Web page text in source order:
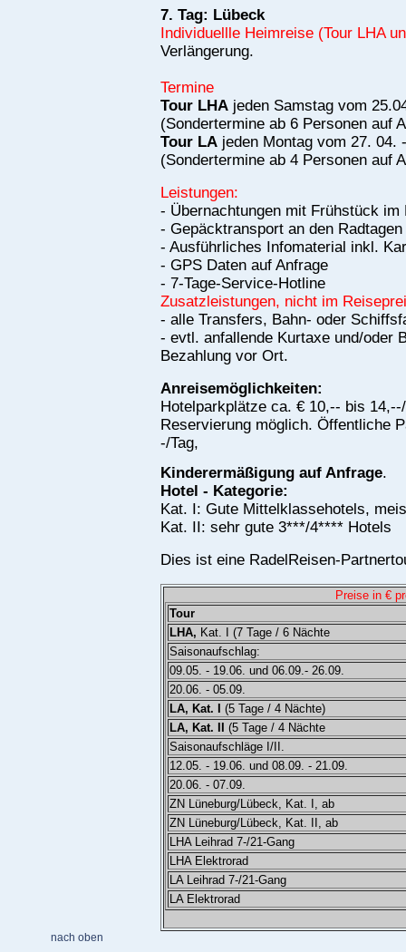
7. Tag: Lübeck
Individuellle Heimreise (Tour LHA
Verlängerung.
Termine
Tour LHA jeden Samstag vom
(Sondertermine ab 6 Personen auf
Tour LA jeden Montag vom 27. 04.
(Sondertermine ab 4 Personen auf
Leistungen:
- Übernachtungen mit Frühstück im
- Gepäcktransport an den Radtagen
- Ausführliches Infomaterial inkl.
- GPS Daten auf Anfrage
- 7-Tage-Service-Hotline
Zusatzleistungen, nicht im
- alle Transfers, Bahn- oder
- evtl. anfallende Kurtaxe und/oder
Bezahlung vor Ort.
Anreisemöglichkeiten:
Hotelparkplätze ca. € 10,-- bis
Reservierung möglich. Öffentliche
-/Tag,
Kinderermäßigung auf Anfrage.
Hotel - Kategorie:
Kat. I: Gute Mittelklassehotels,
Kat. II: sehr gute 3***/4**** Hotels
Dies ist eine RadelReisen-
Preise in €
Tour
LHA, Kat. I (7 Tage / 6 Nächte
Saisonaufschlag:
09.05. - 19.06. und 06.09.- 26.09.
20.06. - 05.09.
LA, Kat. I (5 Tage / 4 Nächte)
LA, Kat. II (5 Tage / 4 Nächte
Saisonaufschläge I/II.
12.05. - 19.06. und 08.09. - 21.09.
20.06. - 07.09.
ZN Lüneburg/Lübeck, Kat. I, ab
ZN Lüneburg/Lübeck, Kat. II, ab
LHA Leihrad 7-/21-Gang
LHA Elektrorad
LA Leihrad 7-/21-Gang
LA Elektrorad
nach oben